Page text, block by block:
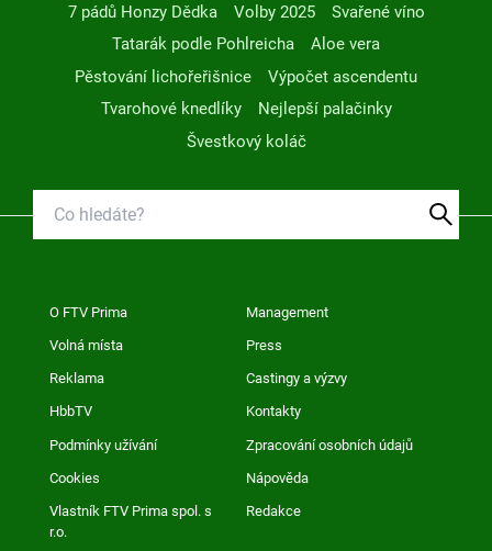
7 pádů Honzy Dědka
Volby 2025
Svařené víno
Tatarák podle Pohlreicha
Aloe vera
Pěstování lichořeřišnice
Výpočet ascendentu
Tvarohové knedlíky
Nejlepší palačinky
Švestkový koláč
O FTV Prima Management
Volná místa Press
Reklama Castingy a výzvy
HbbTV Kontakty
Podmínky užívání Zpracování osobních údajů
Cookies Nápověda
Vlastník FTV Prima spol. s
r.o.
Redakce